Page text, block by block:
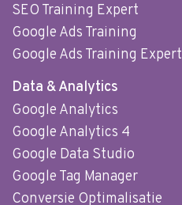
SEO Training Expert
Google Ads Training
Google Ads Training Expert
Data & Analytics
Google Analytics
Google Analytics 4
Google Data Studio
Google Tag Manager
Conversie Optimalisatie